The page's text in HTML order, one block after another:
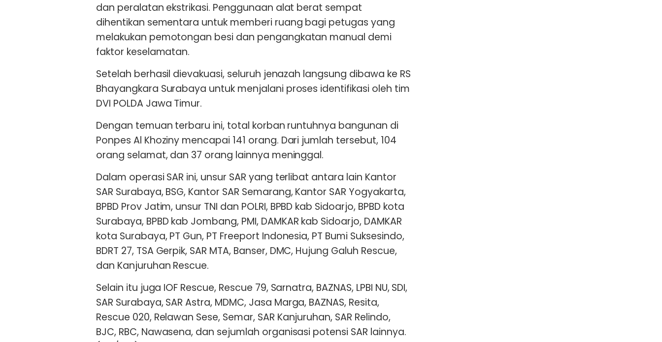
dan peralatan ekstrikasi. Penggunaan alat berat sempat
dihentikan sementara untuk memberi ruang bagi petugas yang
melakukan pemotongan besi dan pengangkatan manual demi
faktor keselamatan.
Setelah berhasil dievakuasi, seluruh jenazah langsung dibawa ke RS
Bhayangkara Surabaya untuk menjalani proses identifikasi oleh tim
DVI POLDA Jawa Timur.
Dengan temuan terbaru ini, total korban runtuhnya bangunan di
Ponpes Al Khoziny mencapai 141 orang. Dari jumlah tersebut, 104
orang selamat, dan 37 orang lainnya meninggal.
Dalam operasi SAR ini, unsur SAR yang terlibat antara lain Kantor
SAR Surabaya, BSG, Kantor SAR Semarang, Kantor SAR Yogyakarta,
BPBD Prov Jatim, unsur TNI dan POLRI, BPBD kab Sidoarjo, BPBD kota
Surabaya, BPBD kab Jombang, PMI, DAMKAR kab Sidoarjo, DAMKAR
kota Surabaya, PT Gun, PT Freeport Indonesia, PT Bumi Suksesindo,
BDRT 27, TSA Gerpik, SAR MTA, Banser, DMC, Hujung Galuh Rescue,
dan Kanjuruhan Rescue.
Selain itu juga IOF Rescue, Rescue 79, Sarnatra, BAZNAS, LPBI NU, SDI,
SAR Surabaya, SAR Astra, MDMC, Jasa Marga, BAZNAS, Resita,
Rescue 020, Relawan Sese, Semar, SAR Kanjuruhan, SAR Relindo,
BJC, RBC, Nawasena, dan sejumlah organisasi potensi SAR lainnya.